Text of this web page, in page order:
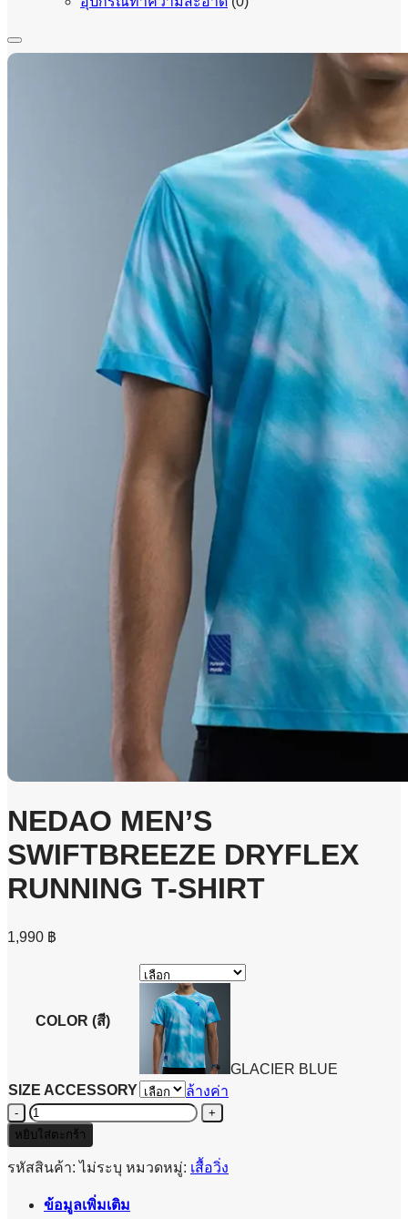
NEDAO MEN’S
SWIFTBREEZE DRYFLEX
RUNNING T-SHIRT
1,990 ฿
COLOR (สี)
GLACIER BLUE
SIZE ACCESSORY
ล้างค่า
จำนวน
NEDAO
MEN'S
SWIFTBREEZE
RUNNING
หยิบใส่ตะกร้า
รหัสสินค้า:ไม่ระบุ หมวดหมู่: เสื้อวิ่ง
ข้อมูลเพิ่มเติม